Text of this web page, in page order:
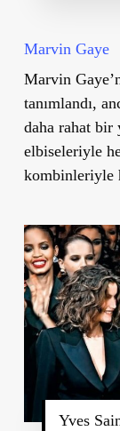
Marvin Gaye
Marvin Gaye’
tanımlandı,
daha rahat bir
elbiseleriyle
kombinleriyle
Yves